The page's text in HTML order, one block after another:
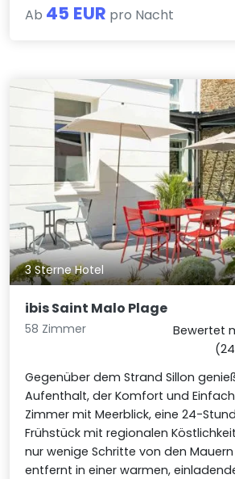
Ab 45 EUR pro Nacht
3 Sterne Hotel
ibis Saint Malo Plage
58 Zimmer
Bewertet
Gegenüber dem Strand Sillon
Aufenthalt, der Komfort und
Zimmer mit Meerblick, eine 24-
Frühstück mit regionalen
nur wenige Schritte von den
entfernt in einer warmen,